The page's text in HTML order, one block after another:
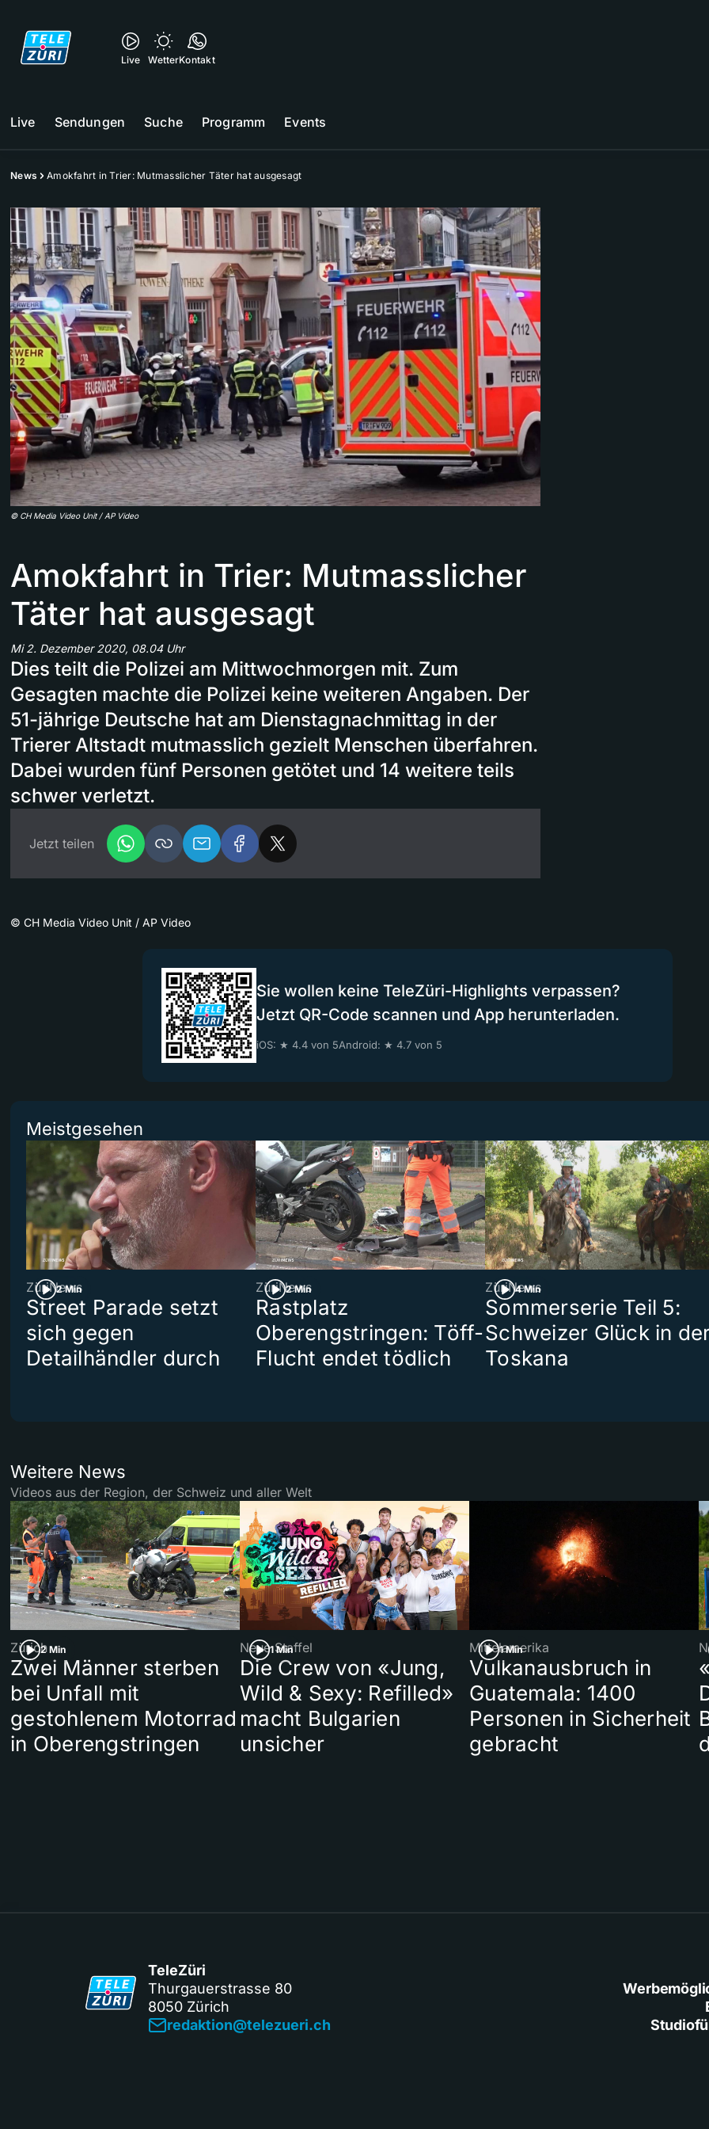
Live WetterKontakt
Live Sendungen Suche Programm Events
News Amokfahrt in Trier: Mutmasslicher Täter hat ausgesagt
© CH Media Video Unit / AP Video
Amokfahrt in Trier: Mutmasslicher
Täter hat ausgesagt
Mi 2. Dezember 2020, 08.04 Uhr
Dies teilt die Polizei am Mittwochmorgen mit. Zum
Gesagten machte die Polizei keine weiteren Angaben. Der
51-jährige Deutsche hat am Dienstagnachmittag in der
Trierer Altstadt mutmasslich gezielt Menschen überfahren.
Dabei wurden fünf Personen getötet und 14 weitere teils
schwer verletzt.
Jetzt teilen
© CH Media Video Unit / AP Video
Sie wollen keine TeleZüri-Highlights verpassen?
Jetzt QR-Code scannen und App herunterladen.
iOS: ★ 4.4 von 5Android: ★ 4.7 von 5
Meistgesehen
2 Min
ZüriNews
Street Parade setzt
sich gegen
Detailhändler durch
2 Min
ZüriNews
Rastplatz
Oberengstringen: Töff-
Flucht endet tödlich
4 Min
ZüriNews
Sommerserie Teil 5:
Schweizer Glück in
Toskana
Weitere News
Videos aus der Region, der Schweiz und aller Welt
2 Min
Zürich
Zwei Männer sterben
bei Unfall mit
gestohlenem Motorrad
in Oberengstringen
1 Min
Neue Staffel
Die Crew von «Jung,
Wild & Sexy: Refilled»
macht Bulgarien
unsicher
1 Min
Mittelamerika
Vulkanausbruch in
Guatemala: 1400
Personen in Sicherheit
gebracht
TeleZüri
Thurgauerstrasse 80
8050 Zürich
redaktion@telezueri.ch